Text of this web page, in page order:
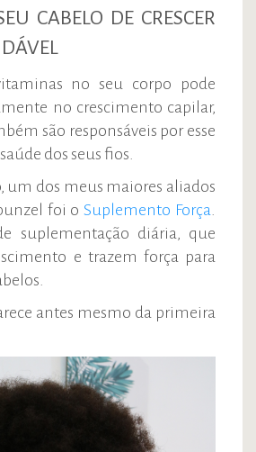
CABELO DE CRESCER
no seu corpo pode
no crescimento capilar,
são responsáveis por esse
dos seus fios.
um dos meus maiores aliados
foi oSuplemento Força
suplementação diária, que
e trazem força para
antes mesmo da primeira